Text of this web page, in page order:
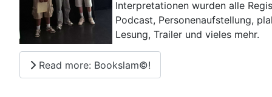
Interpretationen wurden alle
Podcast, Personenaufstellung,
Lesung, Trailer und vieles mehr.
Read more: Bookslam©!